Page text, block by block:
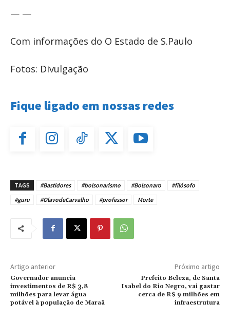
— —
Com informações do O Estado de S.Paulo
Fotos: Divulgação
Fique ligado em nossas redes
TAGS #Bastidores #bolsonarismo #Bolsonaro
#filósofo
#guru
#OlavodeCarvalho #professor Morte
Artigo anterior
Governador anuncia
investimentos de R$ 3,8
milhões para levar água
potável à população de Maraã
Próximo artigo
Prefeito Beleza, de Santa
Isabel do Rio Negro, vai gastar
cerca de R$ 9 milhões em
infraestrutura